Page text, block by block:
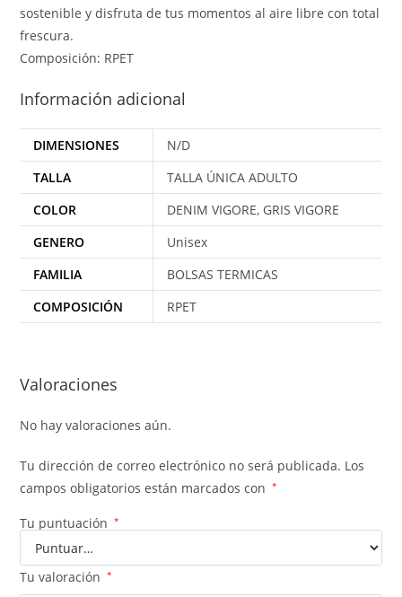
sostenible y disfruta de tus momentos al aire libre con total
frescura.
Composición: RPET
Información adicional
DIMENSIONES
N/D
TALLA
TALLA ÚNICA ADULTO
COLOR
DENIM VIGORE, GRIS VIGORE
GENERO
Unisex
FAMILIA
BOLSAS TERMICAS
COMPOSICIÓN
RPET
Valoraciones
No hay valoraciones aún.
Tu dirección de correo electrónico no será publicada. Los
campos obligatorios están marcados con
*
Tu puntuación *
Tu valoración *